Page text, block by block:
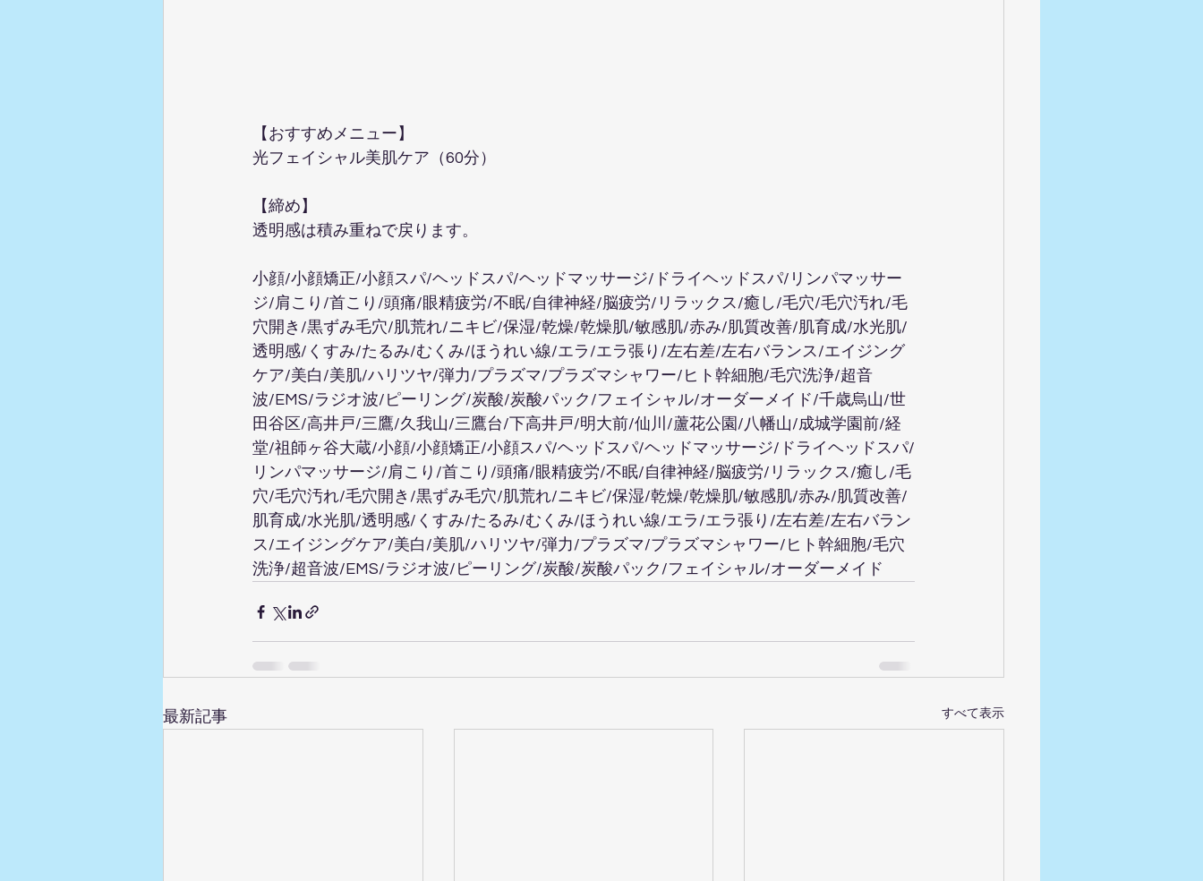
【おすすめメニュー】
光フェイシャル美肌ケア（60分）
【締め】
透明感は積み重ねで戻ります。
小顔/小顔矯正/小顔スパ/ヘッドスパ/ヘッドマッサージ/ドライヘッドスパ/リンパマッサー
ジ/肩こり/首こり/頭痛/眼精疲労/不眠/自律神経/脳疲労/リラックス/癒し/毛穴/毛穴汚れ/毛
穴開き/黒ずみ毛穴/肌荒れ/ニキビ/保湿/乾燥/乾燥肌/敏感肌/赤み/肌質改善/肌育成/水光肌/
透明感/くすみ/たるみ/むくみ/ほうれい線/エラ/エラ張り/左右差/左右バランス/エイジング
ケア/美白/美肌/ハリツヤ/弾力/プラズマ/プラズマシャワー/ヒト幹細胞/毛穴洗浄/超音
波/EMS/ラジオ波/ピーリング/炭酸/炭酸パック/フェイシャル/オーダーメイド/千歳烏山/世
田谷区/高井戸/三鷹/久我山/三鷹台/下高井戸/明大前/仙川/蘆花公園/八幡山/成城学園前/経
堂/祖師ヶ谷大蔵/小顔/小顔矯正/小顔スパ/ヘッドスパ/ヘッドマッサージ/ドライヘッドスパ/
リンパマッサージ/肩こり/首こり/頭痛/眼精疲労/不眠/自律神経/脳疲労/リラックス/癒し/毛
穴/毛穴汚れ/毛穴開き/黒ずみ毛穴/肌荒れ/ニキビ/保湿/乾燥/乾燥肌/敏感肌/赤み/肌質改善/
肌育成/水光肌/透明感/くすみ/たるみ/むくみ/ほうれい線/エラ/エラ張り/左右差/左右バラン
ス/エイジングケア/美白/美肌/ハリツヤ/弾力/プラズマ/プラズマシャワー/ヒト幹細胞/毛穴
洗浄/超音波/EMS/ラジオ波/ピーリング/炭酸/炭酸パック/フェイシャル/オーダーメイド
最新記事 すべて表示